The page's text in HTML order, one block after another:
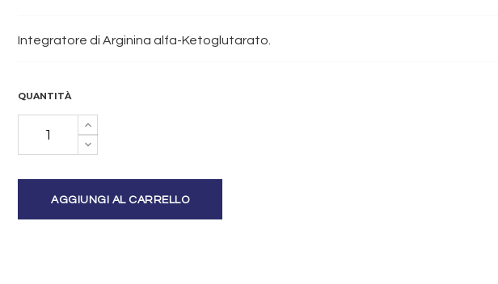
Integratore di Arginina alfa-Ketoglutarato.
QUANTITÀ
AGGIUNGI AL CARRELLO